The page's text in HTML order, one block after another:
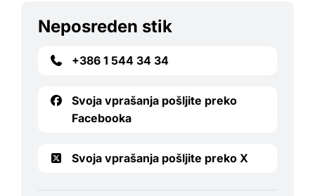
Neposreden stik
+386 1 544 34 34
Svoja vprašanja pošljite preko
Facebooka
Svoja vprašanja pošljite preko X